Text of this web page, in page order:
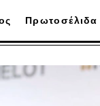
Πρωτοσέλιδα